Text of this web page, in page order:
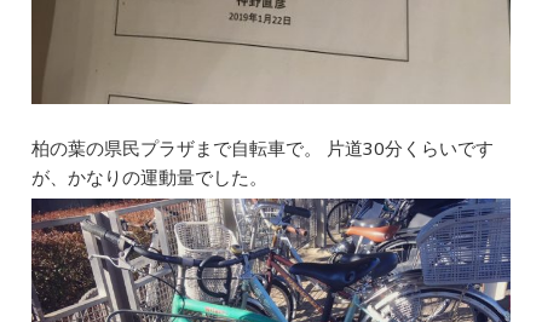
柏の葉の県民プラザまで自転車で。 片道30分くらいです
が、かなりの運動量でした。